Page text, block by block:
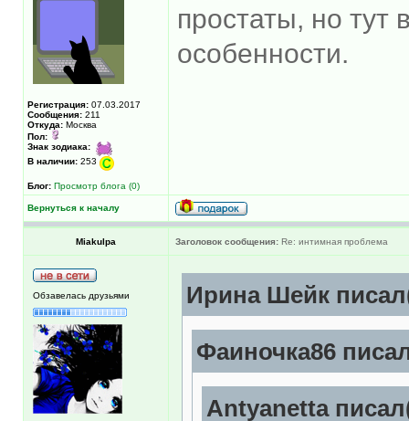
Регистрация: 07.03.2017
Сообщения: 211
Откуда: Москва
Пол:
Знак зодиака:
В наличии: 253
Блог: Просмотр блога (0)
простаты, но тут
особенности.
Вернуться к началу
Miakulpa Заголовок сообщения: Re: интимная проблема
Обзавелась друзьями Ирина Шейк
Фаиночка86
Antyanetta